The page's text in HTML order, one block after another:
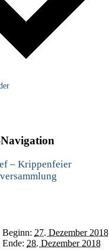
– Krippenfeier
Beginn: 27. Dezember 2018
Ende: 28. Dezember 2018